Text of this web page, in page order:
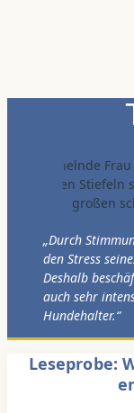
„Durch
den Stress
Deshalb
auch sehr
Hundehalter.“
Leseprobe: